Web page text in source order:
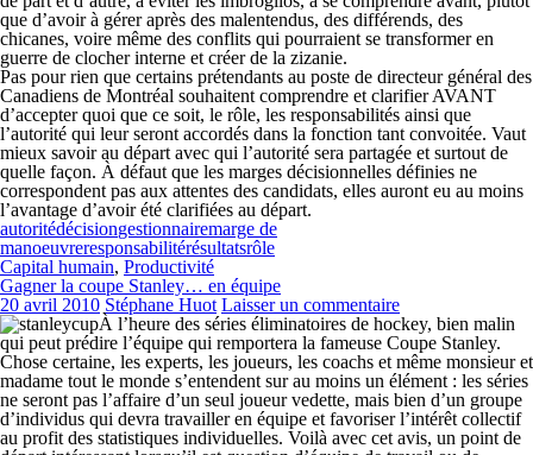
que d’avoir à gérer après des malentendus, des différends, des
chicanes, voire même des conflits qui pourraient se transformer en
guerre de clocher interne et créer de la zizanie.
Pas pour rien que certains prétendants au poste de directeur général des
Canadiens de Montréal souhaitent comprendre et clarifier AVANT
d’accepter quoi que ce soit, le rôle, les responsabilités ainsi que
l’autorité qui leur seront accordés dans la fonction tant convoitée. Vaut
mieux savoir au départ avec qui l’autorité sera partagée et surtout de
quelle façon. À défaut que les marges décisionnelles définies ne
correspondent pas aux attentes des candidats, elles auront eu au moins
l’avantage d’avoir été clarifiées au départ.
autoritédécisiongestionnairemarge de
manoeuvreresponsabilitérésultatsrôle
Capital humain, Productivité
Gagner la coupe Stanley… en équipe
20 avril 2010 Stéphane Huot Laisser un commentaire
À l’heure des séries éliminatoires de hockey, bien malin
qui peut prédire l’équipe qui remportera la fameuse Coupe Stanley.
Chose certaine, les experts, les joueurs, les coachs et même monsieur et
madame tout le monde s’entendent sur au moins un élément : les séries
ne seront pas l’affaire d’un seul joueur vedette, mais bien d’un groupe
d’individus qui devra travailler en équipe et favoriser l’intérêt collectif
au profit des statistiques individuelles. Voilà avec cet avis, un point de